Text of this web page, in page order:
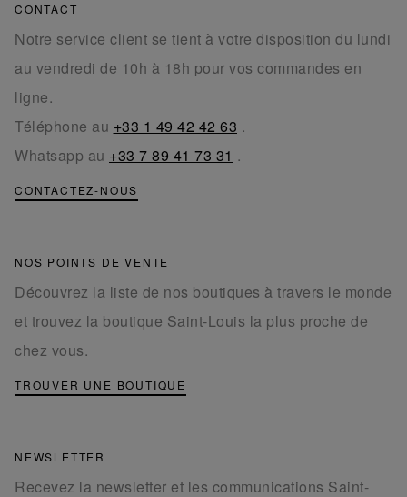
CONTACT
Notre service client se tient à votre disposition du lundi
au vendredi de 10h à 18h pour vos commandes en
ligne.
Téléphone au +33 1 49 42 42 63 .
Whatsapp au +33 7 89 41 73 31 .
CONTACTEZ-NOUS
NOS POINTS DE VENTE
Découvrez la liste de nos boutiques à travers le monde
et trouvez la boutique Saint-Louis la plus proche de
chez vous.
TROUVER UNE BOUTIQUE
NEWSLETTER
Recevez la newsletter et les communications Saint-